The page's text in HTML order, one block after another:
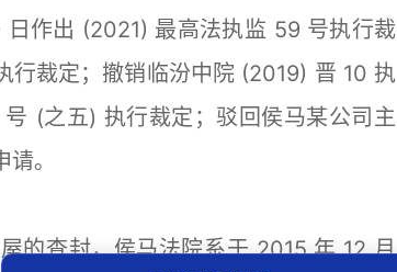
作出 (2021) 最高法执监 59 号执行裁
裁定；撤销临汾中院 (2019) 晋 10 执
(之五) 执行裁定；驳回侯马某公司主
请｡
查封，侯马法院系于 2015 年 12 月